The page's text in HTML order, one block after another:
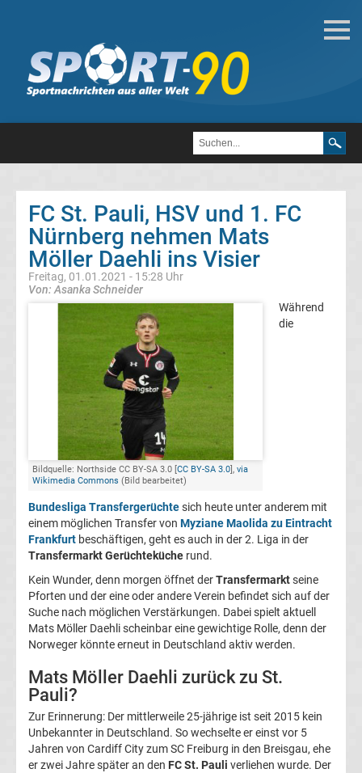
Deutsche
Transfergerüchte
FC
Heidenheim
1846
Kaiserslautern
Transfergerüchte
1.
FC
Köln
Transfergerüchte
FC
Magdeburg
FC St. Pauli, HSV und 1. FC
Nürnberg nehmen Mats
Möller Daehli ins Visier
Freitag, 01.01.2021 - 15:28 Uhr
Von: Asanka Schneider
Bildquelle: Northside CC BY-SA 3.0 [CC BY-SA 3.0], via
Wikimedia Commons (Bild bearbeitet)
Während
die
Bundesliga Transfergerüchtesich heute unter anderem mit
einem möglichen Transfer von Myziane Maolida zu Eintracht
Frankfurt beschäftigen, geht es auch in der 2. Liga in der
Transfermarkt Gerüchteküche rund.
Kein Wunder, denn morgen öffnet derTransfermarktseine
Pforten und der eine oder andere Verein befindet sich auf der
Suche nach möglichen Verstärkungen. Dabei spielt aktuell
Mats Möller Daehli scheinbar eine gewichtige Rolle, denn der
Norweger könnte erneut in Deutschland aktiv werden.
Mats Möller Daehli zurück zu St.
Pauli?
Zur Erinnerung: Der mittlerweile 25-jährige ist seit 2015 kein
Unbekannter in Deutschland. So wechselte er einst vor 5
Jahren von Cardiff City zum SC Freiburg in den Breisgau, ehe
er zwei Jahre später an den FC St. Pauli verliehen wurde. Der